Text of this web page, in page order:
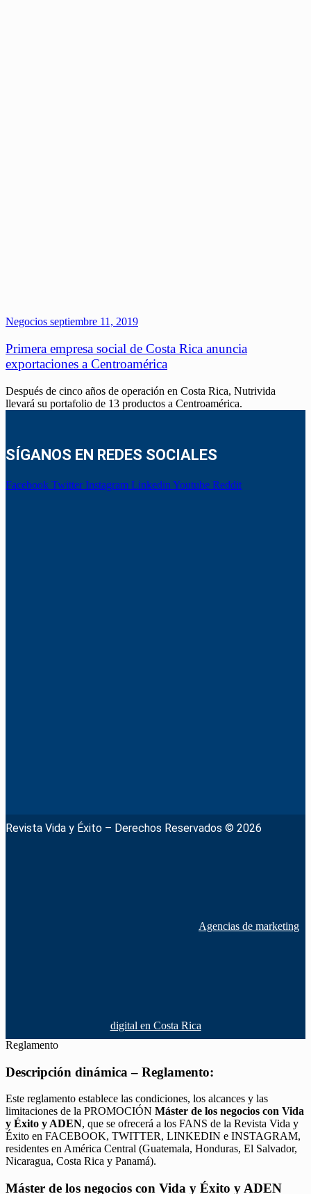
Negocios septiembre 11, 2019
Primera empresa social de Costa Rica anuncia
exportaciones a Centroamérica
Después de cinco años de operación en Costa Rica, Nutrivida
llevará su portafolio de 13 productos a Centroamérica.
SÍGANOS EN REDES SOCIALES
Facebook Twitter Instagram Linkedin Youtube Reddit
Revista Vida y Éxito – Derechos Reservados © 2026
Agencias de marketing
digital en Costa Rica
Reglamento
Descripción dinámica – Reglamento:
Este reglamento establece las condiciones, los alcances y las
limitaciones de la PROMOCIÓN Máster de los negocios con Vida
y Éxito y ADEN, que se ofrecerá a los FANS de la Revista Vida y
Éxito en FACEBOOK, TWITTER, LINKEDIN e INSTAGRAM,
residentes en América Central (Guatemala, Honduras, El Salvador,
Nicaragua, Costa Rica y Panamá).
Máster de los negocios con Vida y Éxito y ADEN